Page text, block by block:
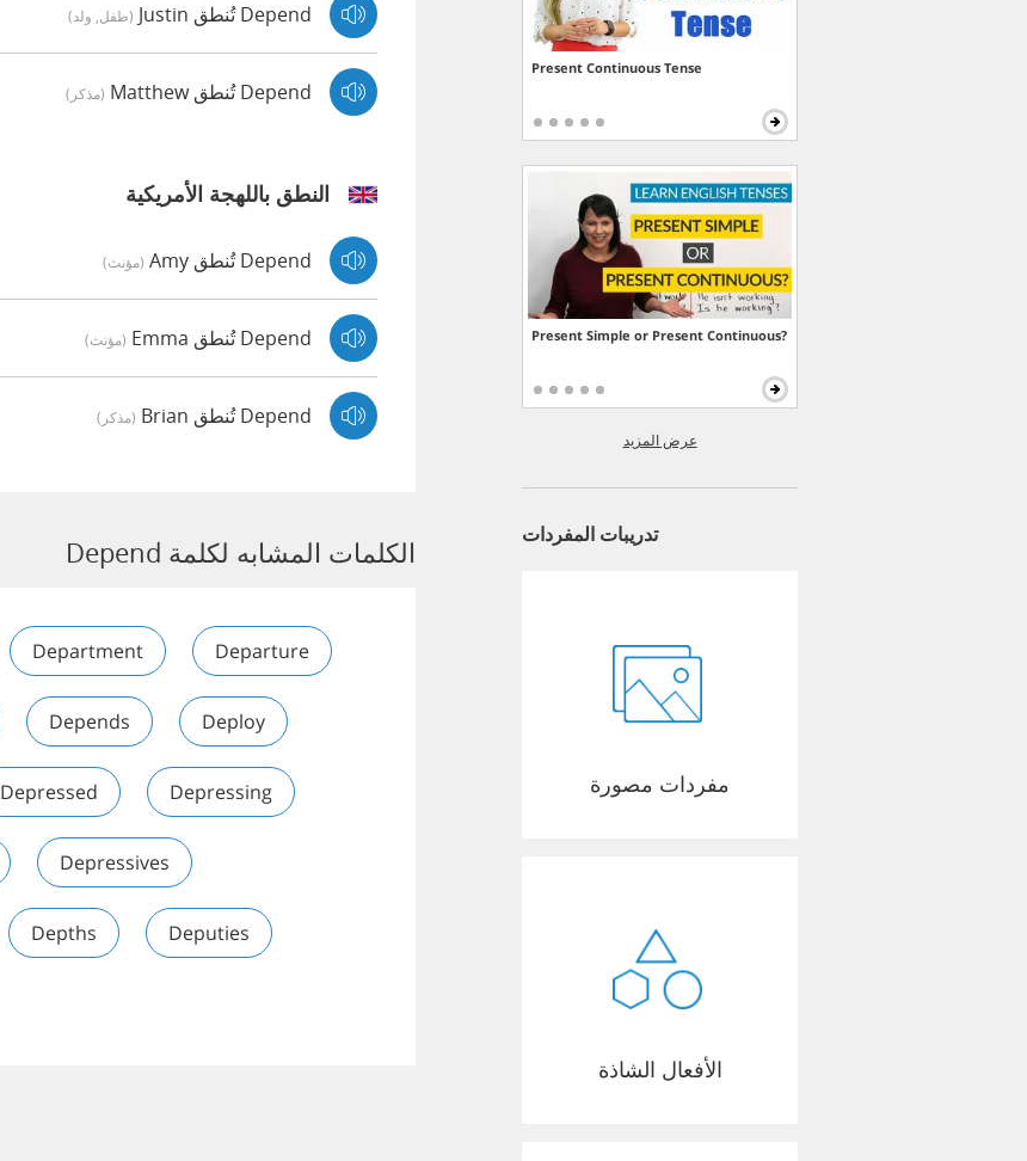
Depend تُنطق Justin (طفل, ولد)
Depend تُنطق Matthew (مذكر)
النطق باللهجة الأمريكية
Depend تُنطق Amy (مؤنث)
Depend تُنطق Emma (مؤنث)
Depend تُنطق Brian (مذكر)
الكلمات المشابه لكلمة Depend
Department Departure
Depends Deploy
Depressed Depressing
Depressives
Depths Deputies
Present Continuous Tense
Present Simple or Present Continuous?
عرض المزيد
تدريبات المفردات
مفردات مصورة
الأفعال الشاذة